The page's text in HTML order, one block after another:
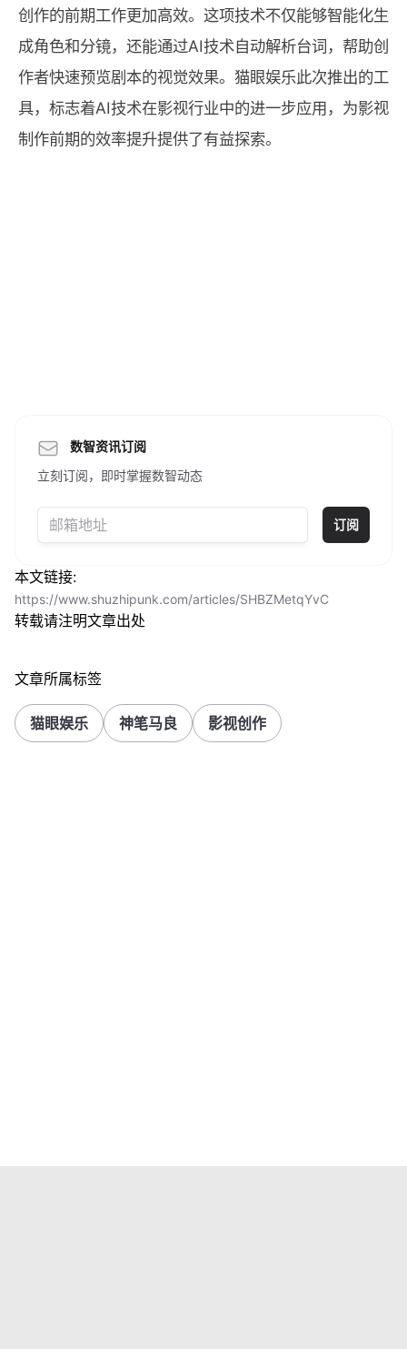
创作的前期工作更加高效。这项技术不仅能够智能化生
成角色和分镜，还能通过AI技术自动解析台词，帮助创
作者快速预览剧本的视觉效果。猫眼娱乐此次推出的工
具，标志着AI技术在影视行业中的进一步应用，为影视
制作前期的效率提升提供了有益探索。
数智资讯订阅
立刻订阅，即时掌握数智动态
订阅
本文链接:
https://www.shuzhipunk.com/articles/SHBZMetqYvC
转载请注明文章出处
文章所属标签
猫眼娱乐 神笔马良 影视创作